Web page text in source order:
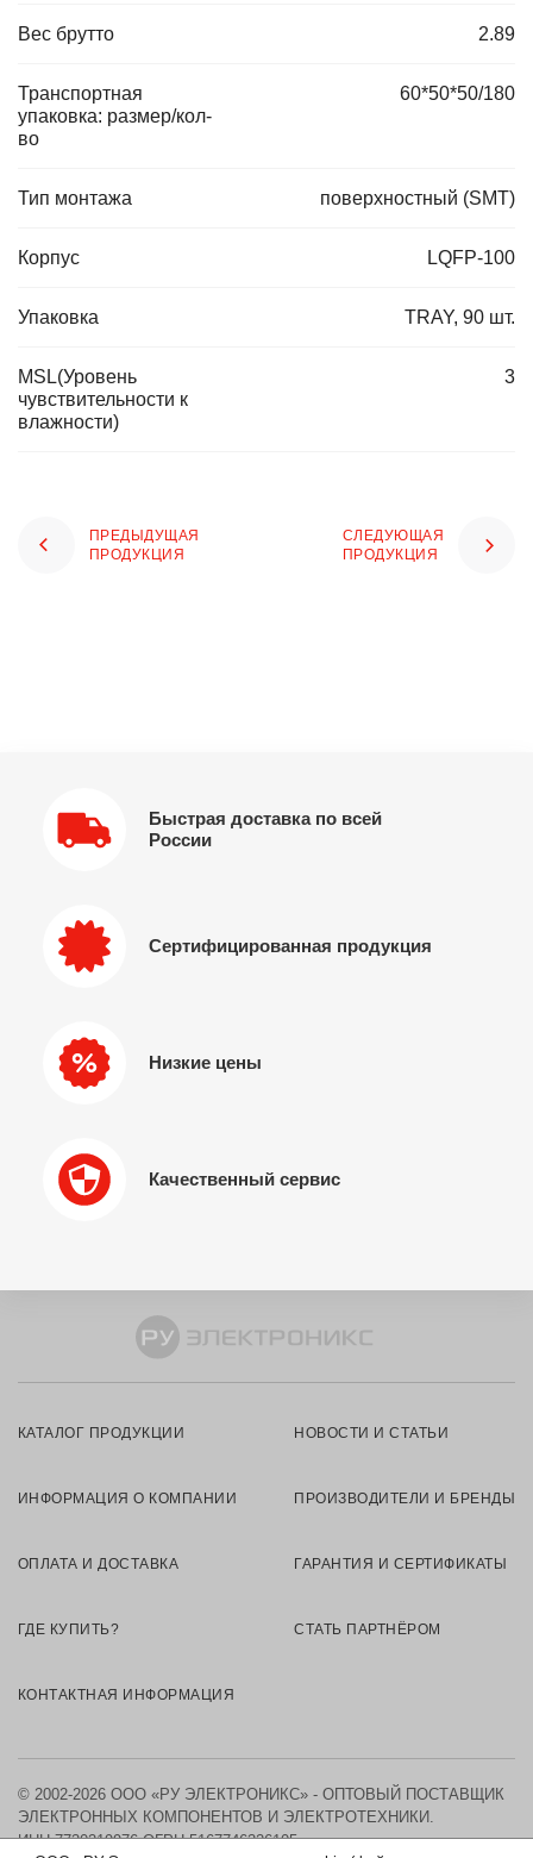
Вес брутто 2.89
Транспортная
упаковка: размер/кол-
во
60*50*50/180
Тип монтажа поверхностный (SMT)
Корпус LQFP-100
Упаковка TRAY, 90 шт.
MSL(Уровень
чувствительности к
влажности)
3
ПРЕДЫДУЩАЯ
ПРОДУКЦИЯ
СЛЕДУЮЩАЯ
ПРОДУКЦИЯ
Быстрая доставка по всей
России
Сертифицированная продукция
Низкие цены
Качественный сервис
КАТАЛОГ ПРОДУКЦИИ НОВОСТИ И СТАТЬИ
ИНФОРМАЦИЯ О КОМПАНИИ ПРОИЗВОДИТЕЛИ И БРЕНДЫ
ОПЛАТА И ДОСТАВКА ГАРАНТИЯ И СЕРТИФИКАТЫ
ГДЕ КУПИТЬ? СТАТЬ ПАРТНЁРОМ
КОНТАКТНАЯ ИНФОРМАЦИЯ
© 2002-2026 ООО «РУ ЭЛЕКТРОНИКС» - ОПТОВЫЙ ПОСТАВЩИК
ЭЛЕКТРОННЫХ КОМПОНЕНТОВ И ЭЛЕКТРОТЕХНИКИ.
ИНН 7730219976 ОГРН 5167746326105